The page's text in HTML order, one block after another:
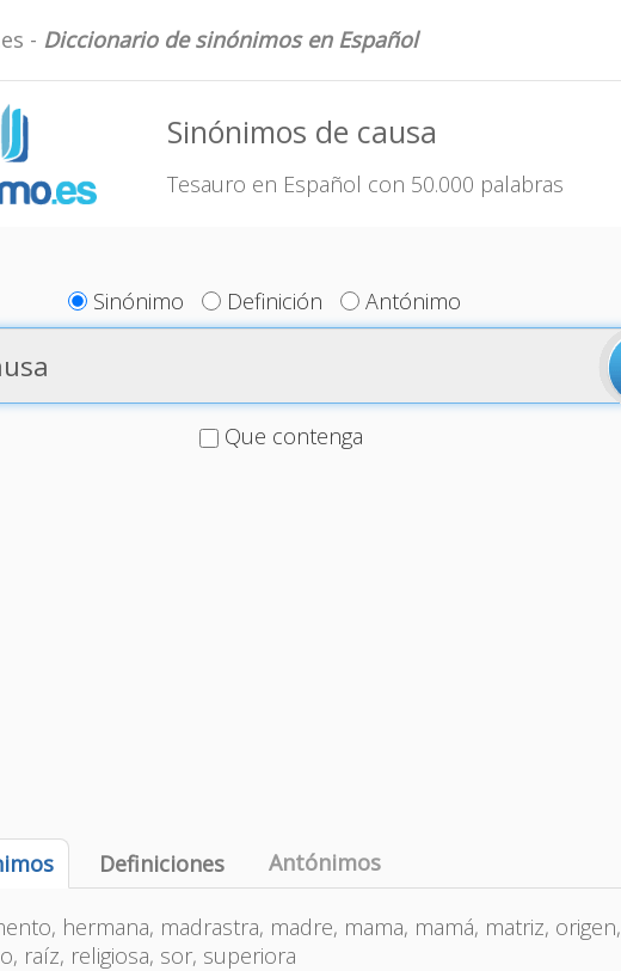
- Diccionario de sinónimos en Español
Sinónimos de causa
Tesauro en Español con 50.000 palabras
Sinónimo Definición Antónimo
Que contenga
Definiciones Antónimos
hermana, madrastra, madre, mama, mamá, matriz, origen,
raíz, religiosa, sor, superiora